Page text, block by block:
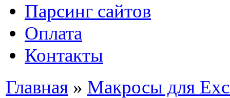
Парсинг сайтов
Оплата
Контакты
Главная » Макросы для